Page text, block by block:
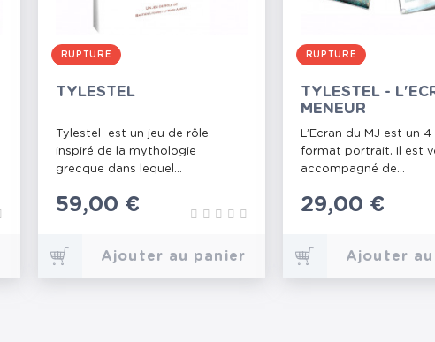
RUPTURE
TYLESTEL
Tylestel est un jeu de rôle
inspiré de la mythologie
grecque dans lequel...
Prix
59,00 €
Ajouter au panier
RUPTURE
TYLESTEL -
MENEUR
L’Ecran du MJ est un
format portrait. Il est
accompagné de...
Prix
29,00 €
Ajouter